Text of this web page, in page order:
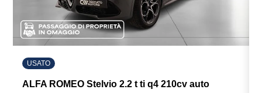
Volante in pelle
USATO
ALFA ROMEO Stelvio 2.2 t ti q4 210cv auto